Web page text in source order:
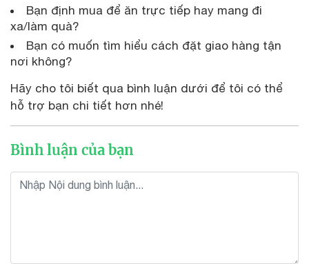
Bạn định mua để ăn trực tiếp hay mang đi
xa/làm quà?
Bạn có muốn tìm hiểu cách đặt giao hàng tận
nơi không?
Hãy cho tôi biết qua bình luận dưới để tôi có thể
hỗ trợ bạn chi tiết hơn nhé!
Bình luận của bạn